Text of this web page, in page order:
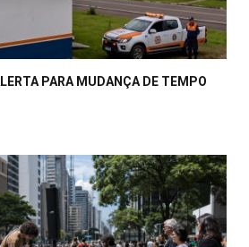
PARA MUDANÇA DE TEMPO